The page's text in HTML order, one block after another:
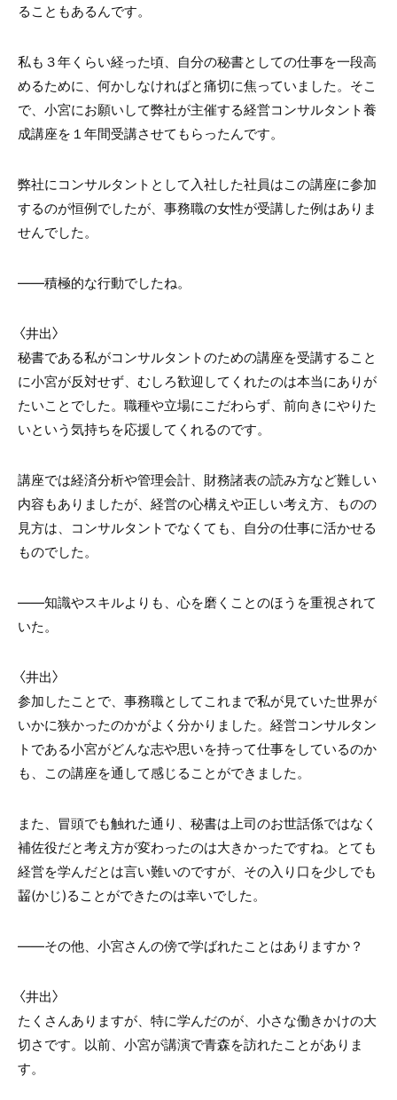
ることもあるんです。
私も３年くらい経った頃、自分の秘書としての仕事を一段高
めるために、何かしなければと痛切に焦っていました。そこ
で、小宮にお願いして弊社が主催する経営コンサルタント養
成講座を１年間受講させてもらったんです。
弊社にコンサルタントとして入社した社員はこの講座に参加
するのが恒例でしたが、事務職の女性が受講した例はありま
せんでした。
――積極的な行動でしたね。
〈井出〉
秘書である私がコンサルタントのための講座を受講すること
に小宮が反対せず、むしろ歓迎してくれたのは本当にありが
たいことでした。職種や立場にこだわらず、前向きにやりた
いという気持ちを応援してくれるのです。
講座では経済分析や管理会計、財務諸表の読み方など難しい
内容もありましたが、経営の心構えや正しい考え方、ものの
見方は、コンサルタントでなくても、自分の仕事に活かせる
ものでした。
――知識やスキルよりも、心を磨くことのほうを重視されて
いた。
〈井出〉
参加したことで、事務職としてこれまで私が見ていた世界が
いかに狭かったのかがよく分かりました。経営コンサルタン
トである小宮がどんな志や思いを持って仕事をしているのか
も、この講座を通して感じることができました。
また、冒頭でも触れた通り、秘書は上司のお世話係ではなく
補佐役だと考え方が変わったのは大きかったですね。とても
経営を学んだとは言い難いのですが、その入り口を少しでも
齧(かじ)ることができたのは幸いでした。
――その他、小宮さんの傍で学ばれたことはありますか？
〈井出〉
たくさんありますが、特に学んだのが、小さな働きかけの大
切さです。以前、小宮が講演で青森を訪れたことがありま
す。